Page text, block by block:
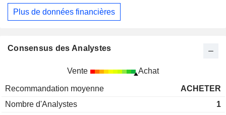
Plus de données financières
Consensus des Analystes
Vente Achat
Recommandation moyenne
ACHETER
Nombre d'Analystes
1